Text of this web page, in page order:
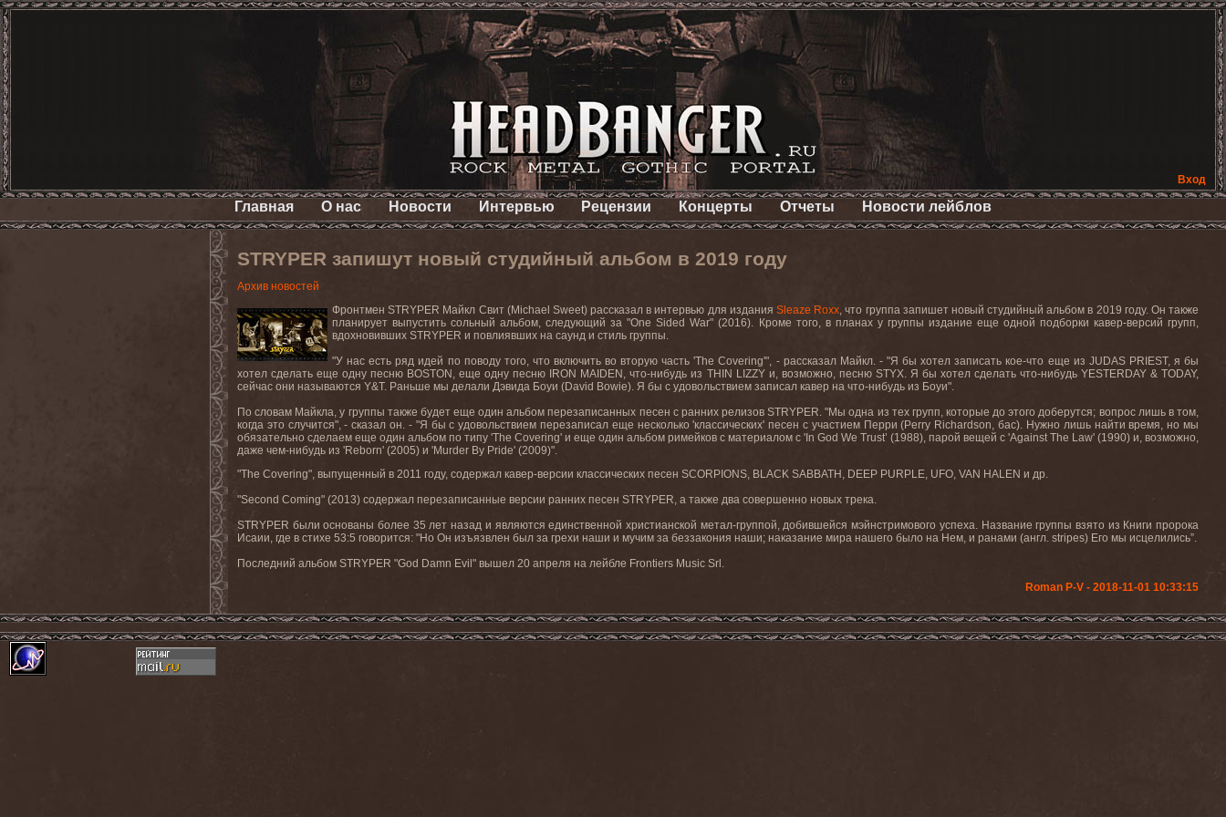
Вход
Главная О нас Новости Интервью Рецензии Концерты Отчеты Новости лейблов
STRYPER запишут новый студийный альбом в 2019 году
Архив новостей
ФронтменSTRYPER Майкл Свит (Michael Sweet) рассказал в интервью для издания Sleaze Roxx, что группа запишет новый студийный альбом в 2019 году. Он также
планирует выпустить сольный альбом, следующий за "One Sided War" (2016). Кроме того, в планах у группы издание еще одной подборки кавер-версий групп,
вдохновивших STRYPER и повлиявших на саунд и стиль группы.
"У нас есть ряд идей по поводу того, что включить во вторую часть 'The Covering'", - рассказал Майкл. - "Я бы хотел записать кое-что еще из JUDAS PRIEST, я бы
хотел сделать еще одну песню BOSTON , еще одну песню IRON MAIDEN , что-нибудь из THIN LIZZY и, возможно, песню STYX. Я бы хотел сделать что-нибудь YESTERDAY &TODAY,
сейчас они называются Y&T. Раньше мы делали Дэвида Боуи (David Bowie). Я бы с удовольствием записал кавер на что-нибудь из Боуи".
По словам Майкла, у группы также будет еще один альбом перезаписанных песен с ранних релизовSTRYPER. "Мы одна из тех групп, которые до этого доберутся; вопрос лишь в том,
когда это случится", - сказал он. - "Я бы с удовольствием перезаписал еще несколько 'классических' песен с участием Перри (Perry Richardson, бас). Нужно лишь найти время, но мы
обязательно сделаем еще один альбом по типу 'The Covering' и еще один альбом римейков с материалом с ' In God We Trust’ (1988), парой вещей с 'Against The Law' (1990) и, возможно,
даже чем-нибудь из 'Reborn' (2005) и 'Murder By Pride' (2009)".
"The Covering", выпущенный в 2011 году, содержал кавер-версии классических песен SCORPIONS, BLACK SABBATH, DEEP PURPLE, UFO, VAN HALEN и др.
"Second Coming" (2013) содержал перезаписанные версии ранних песен STRYPER, а также два совершенно новых трека.
STRYPER были основаны более 35 лет назад и являются единственной христианской метал-группой, добившейся мэйнстримового успеха. Название группы взято из Книги пророка
Исаии, где в стихе 53:5 говорится: "Но Он изъязвлен был за грехи наши и мучим за беззакония наши; наказание мира нашего было на Нем, и ранами (англ. stripes) Его мы исцелились”.
Последний альбом STRYPER "God Damn Evil" вышел 20 апреля на лейбле Frontiers Music Srl.
Roman P-V - 2018-11-01 10:33:15